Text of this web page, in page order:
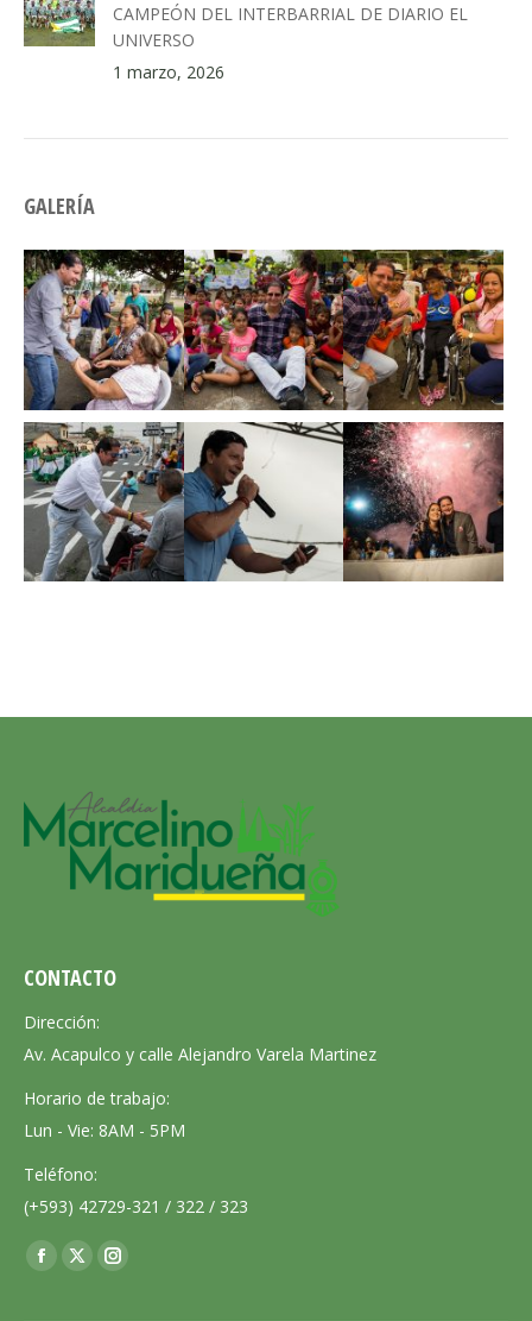
CAMPEÓN DEL INTERBARRIAL DE DIARIO EL
UNIVERSO
1 marzo, 2026
GALERÍA
CONTACTO
Dirección:
Av. Acapulco y calle Alejandro Varela Martinez
Horario de trabajo:
Lun - Vie: 8AM - 5PM
Teléfono:
(+593) 42729-321 / 322 / 323
Encuéntranos en:
Facebook
X
Instagram